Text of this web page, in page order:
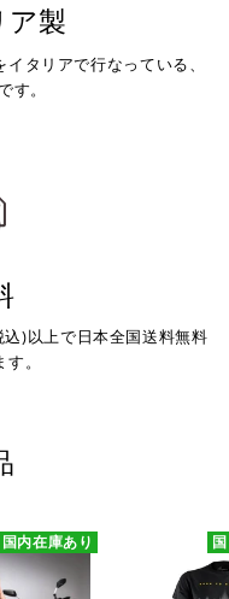
ア製
タリアで行なっている、
す。
)以上で日本全国送料無料
。
国内在庫あり